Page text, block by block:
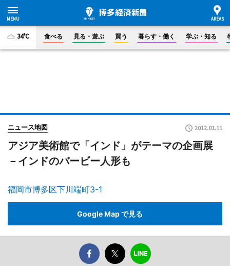
34°C 食べる 見る・遊ぶ 買う 暮らす・働く 学ぶ・知る
ニュース地図 2012.01.11
アジア美術館で「インド」がテーマの企画展
－インドのバービー人形も
福岡市博多区下川端町3-1
Google Map で見る